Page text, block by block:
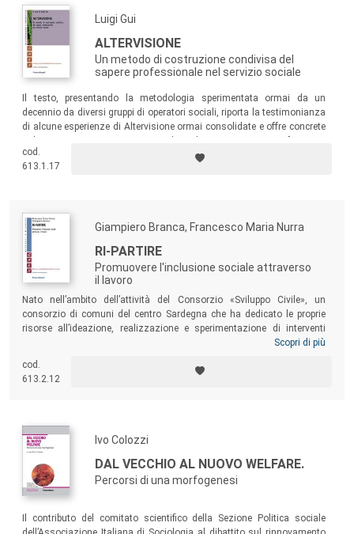
Luigi Gui
ALTERVISIONE
Un metodo di costruzione condivisa del
sapere professionale nel servizio sociale
Il testo, presentando la metodologia sperimentata ormai da un
decennio da diversi gruppi di operatori sociali, riporta la testimonianza
di alcune esperienze di Altervisione ormai consolidate e offre concrete
(universitari e di formazione professionale permanente) sia come
supporto operativo per i professionisti che intendano praticare
cod.
613.1.17
Giampiero Branca, Francesco Maria Nurra
RI-PARTIRE
Promuovere l'inclusione sociale attraverso
il lavoro
Nato nell’ambito dell’attività del Consorzio «Sviluppo Civile», un
consorzio di comuni del centro Sardegna che ha dedicato le proprie
risorse all’ideazione, realizzazione e sperimentazione di interventi
finalizzati alla diffusione e al consolidamento della cultura della
il volume tratta di un’esperienza progettuale realizzata attraverso
percorsi di accompagnamento alla creazione o ricostruzione
Scopri di più
cod.
613.2.12
Ivo Colozzi
DAL VECCHIO AL NUOVO WELFARE.
Percorsi di una morfogenesi
Il contributo del comitato scientifico della Sezione Politica sociale